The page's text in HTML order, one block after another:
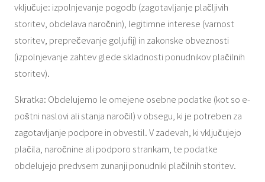
vključuje: izpolnjevanje pogodb (zagotavljanje plačljivih
storitev, obdelava naročnin), legitimne interese (varnost
storitev, preprečevanje goljufij) in zakonske obveznosti
(izpolnjevanje zahtev glede skladnosti ponudnikov plačilnih
storitev).
Skratka: Obdelujemo le omejene osebne podatke (kot so e-
poštni naslovi ali stanja naročil) v obsegu, ki je potreben za
zagotavljanje podpore in obvestil. V zadevah, ki vključujejo
plačila, naročnine ali podporo strankam, te podatke
obdelujejo predvsem zunanji ponudniki plačilnih storitev.